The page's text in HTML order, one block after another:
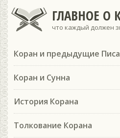
ГЛАВНОЕ О
что каждый должен
Коран и предыдущие
Коран и Сунна
История Корана
Толкование Корана